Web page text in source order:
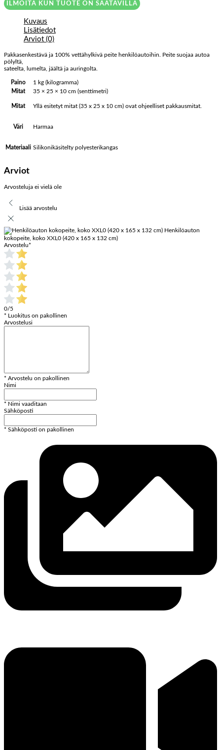
ILMOITA KUN TUOTE ON SAATAVILLA
Kuvaus
Lisätiedot
Arviot (0)
Pakkasenkestävä ja 100% vettähylkivä peite henkilöautoihin. Peite suojaa autoa
pölyltä,
sateelta, lumelta, jäältä ja auringolta.
Paino
1 kg (kilogramma)
Mitat
35 × 25 × 10 cm (senttimetri)
Mitat Yllä esitetyt mitat (35 x 25 x 10 cm) ovat ohjeelliset pakkausmitat.
Väri Harmaa
Materiaali Silikonikäsitelty polyesterikangas
Arviot
Arvosteluja ei vielä ole
Lisää arvostelu
Henkilöauton
kokopeite, koko XXL0 (420 x 165 x 132 cm)
Arvostelu*
0/5
* Luokitus on pakollinen
Arvostelusi
* Arvostelu on pakollinen
Nimi
* Nimi vaaditaan
Sähköposti
* Sähköposti on pakollinen